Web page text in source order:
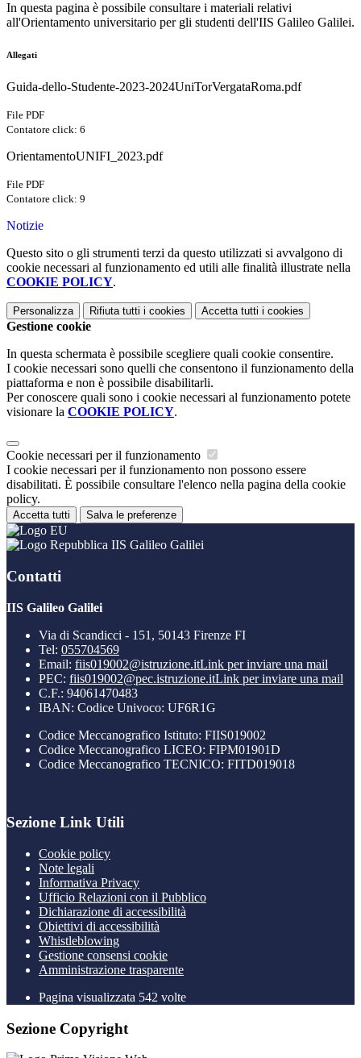
In questa pagina è possibile consultare i materiali relativi
all'Orientamento universitario per gli studenti dell'IIS Galileo Galilei.
Allegati
Guida-dello-Studente-2023-2024UniTorVergataRoma.pdf
File PDF
Contatore click: 6
OrientamentoUNIFI_2023.pdf
File PDF
Contatore click: 9
Notizie
Questo sito o gli strumenti terzi da questo utilizzati si avvalgono di
cookie necessari al funzionamento ed utili alle finalità illustrate nella
COOKIE POLICY.
Personalizza Rifiuta tutti i cookies Accetta tutti i cookies
Gestione cookie
In questa schermata è possibile scegliere quali cookie consentire.
I cookie necessari sono quelli che consentono il funzionamento della
piattaforma e non è possibile disabilitarli.
Per conoscere quali sono i cookie necessari al funzionamento potete
visionare la COOKIE POLICY.
Cookie necessari per il funzionamento
I cookie necessari per il funzionamento non possono essere
disabilitati. È possibile consultare l'elenco nella pagina della cookie
policy.
Accetta tutti Salva le preferenze
IIS Galileo Galilei
Contatti
IIS Galileo Galilei
Via di Scandicci - 151, 50143 Firenze FI
Tel: 055704569
Email: fiis019002@istruzione.itLink per inviare una mail
PEC: fiis019002@pec.istruzione.itLink per inviare una mail
C.F.: 94061470483
IBAN: Codice Univoco: UF6R1G
Codice Meccanografico Istituto: FIIS019002
Codice Meccanografico LICEO: FIPM01901D
Codice Meccanografico TECNICO: FITD019018
Sezione Link Utili
Cookie policy
Note legali
Informativa Privacy
Ufficio Relazioni con il Pubblico
Dichiarazione di accessibilità
Obiettivi di accessibilità
Whistleblowing
Gestione consensi cookie
Amministrazione trasparente
Pagina visualizzata 542 volte
Sezione Copyright